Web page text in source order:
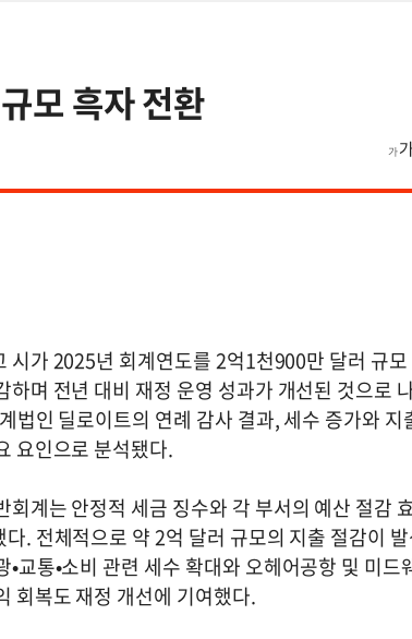
모 흑자 전환
시가 2025년 회계연도를 2억1천900만 달러 규모
하며 전년 대비 재정 운영 성과가 개선된 것으로
법인 딜로이트의 연례 감사 결과, 세수 증가와 지
요인으로 분석됐다.
회계는 안정적 세금 징수와 각 부서의 예산 절감
다. 전체적으로 약 2억 달러 규모의 지출 절감이
•교통•소비 관련 세수 확대와 오헤어공항 및 미드
회복도 재정 개선에 기여했다.